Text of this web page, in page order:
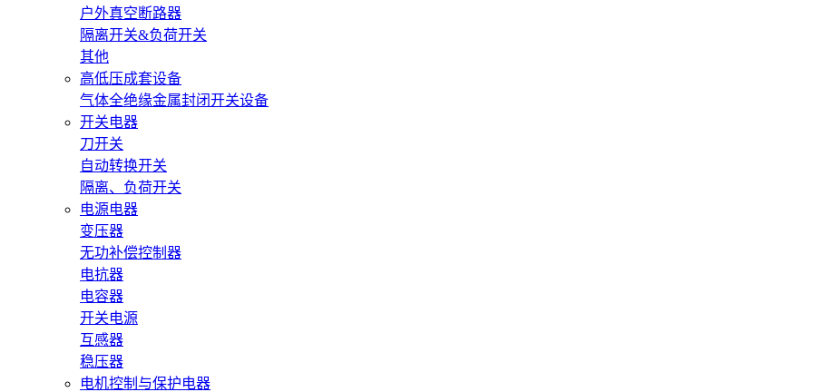
户外真空断路器
隔离开关&负荷开关
其他
高低压成套设备
气体全绝缘金属封闭开关设备
开关电器
刀开关
自动转换开关
隔离、负荷开关
电源电器
变压器
无功补偿控制器
电抗器
电容器
开关电源
互感器
稳压器
电机控制与保护电器